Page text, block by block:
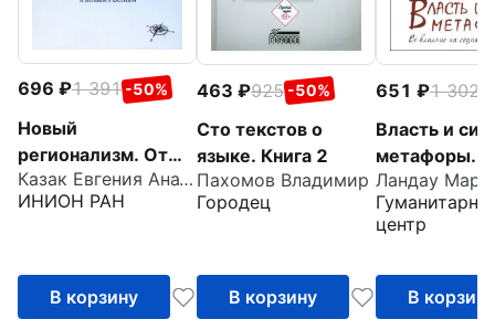
696 1 391 -50%
Новый
регионализм. От
традиционных
форм диалектов к
Казак Евгения Анатольевна
ИНИОН РАН
В корзину
463 925 -50%
Сто текстов о
языке. Книга 2
Пахомов Владимир
Городец
В корзину
651 1 302
Власть и
метафоры.
влияние на
социальную
Ландау
центр
В корзину